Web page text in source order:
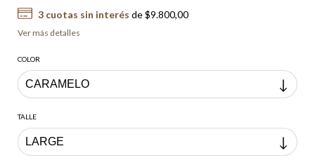
3cuotas sin interés de$9.800,00
Ver más detalles
COLOR
TALLE